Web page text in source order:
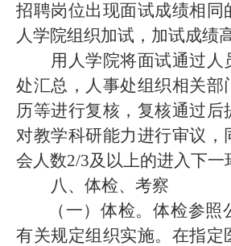
招聘岗位出现面试成绩相同
人学院组织加试，加试成绩
用人学院将面试通过人
处汇总，人事处组织相关部
历等进行复核，复核通过后
对教学科研能力进行审议，
会人数2/3及以上的进入下一
八、体检、考察
（一）体检。体检参
有关规定组织实施。在指定